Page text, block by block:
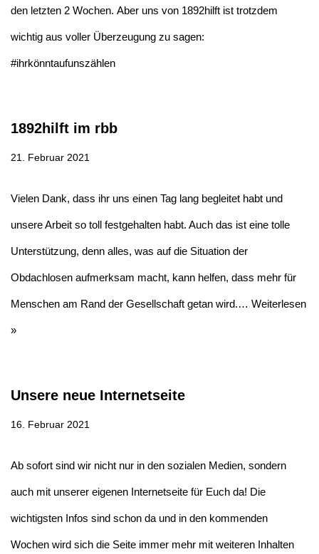
den letzten 2 Wochen. Aber uns von 1892hilft ist trotzdem
wichtig aus voller Überzeugung zu sagen:
#ihrkönntaufunszählen
1892hilft im rbb
21. Februar 2021
Vielen Dank, dass ihr uns einen Tag lang begleitet habt und
unsere Arbeit so toll festgehalten habt. Auch das ist eine tolle
Unterstützung, denn alles, was auf die Situation der
Obdachlosen aufmerksam macht, kann helfen, dass mehr für
Menschen am Rand der Gesellschaft getan wird.… Weiterlesen
»
Unsere neue Internetseite
16. Februar 2021
Ab sofort sind wir nicht nur in den sozialen Medien, sondern
auch mit unserer eigenen Internetseite für Euch da! Die
wichtigsten Infos sind schon da und in den kommenden
Wochen wird sich die Seite immer mehr mit weiteren Inhalten